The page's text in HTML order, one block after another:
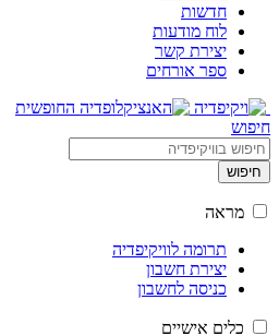
חדשות
לוח מודעות
יצירת קשר
ספר אורחים
חיפוש
חיפוש
מראה
תרומה לוויקיפדיה
יצירת חשבון
כניסה לחשבון
כלים אישיים